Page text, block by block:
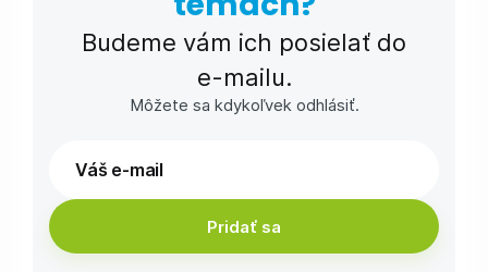
Budeme vám ich posielať do
e-⁠mailu.
Môžete sa kdykoľvek odhlásiť.
Pridať sa